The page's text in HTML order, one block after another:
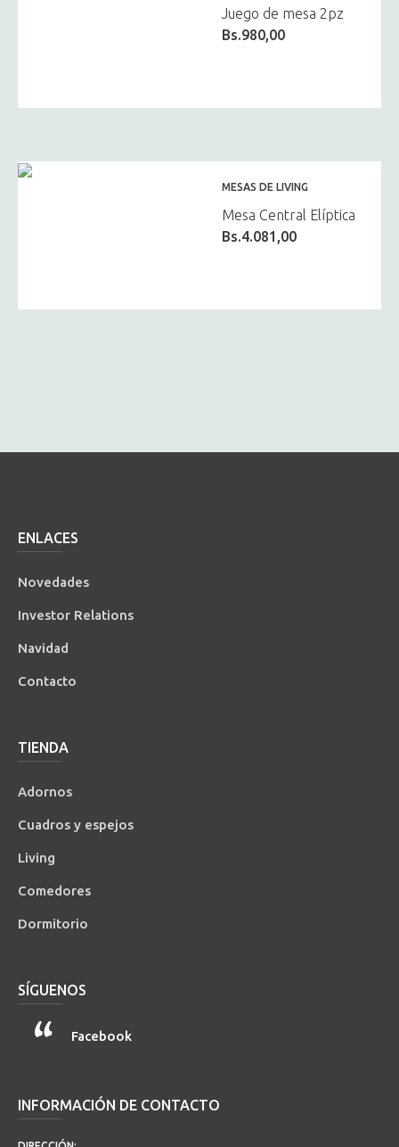
Juego de mesa 2pz
Bs.980,00
MESAS DE LIVING
Mesa Central Elíptica
Bs.4.081,00
ENLACES
Novedades
Investor Relations
Navidad
Contacto
TIENDA
Adornos
Cuadros y espejos
Living
Comedores
Dormitorio
SÍGUENOS
Facebook
INFORMACIÓN DE CONTACTO